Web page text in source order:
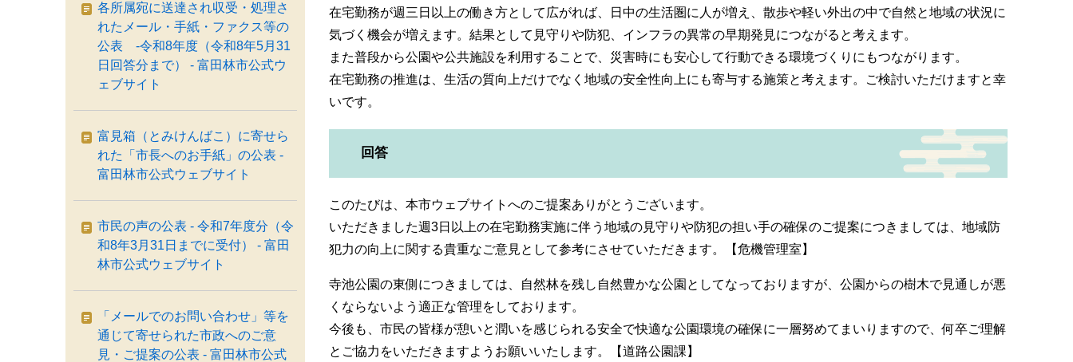
各所属宛に送達され収受・処理さ
れたメール・手紙・ファクス等の
公表 ‐令和8年度（令和8年5月31
日回答分まで） - 富田林市公式ウ
ェブサイト
富見箱（とみけんばこ）に寄せら
れた「市長へのお手紙」の公表 -
富田林市公式ウェブサイト
市民の声の公表 - 令和7年度分（令
和8年3月31日までに受付） - 富田
林市公式ウェブサイト
「メールでのお問い合わせ」等を
通じて寄せられた市政へのご意
見・ご提案の公表 - 富田林市公式
在宅勤務が週三日以上の働き方として広がれば、日中の生活圏に人が増え、散歩や軽い外出の中で自然と地域の状況に
気づく機会が増えます。結果として見守りや防犯、インフラの異常の早期発見につながると考えます。
また普段から公園や公共施設を利用することで、災害時にも安心して行動できる環境づくりにもつながります。
在宅勤務の推進は、生活の質向上だけでなく地域の安全性向上にも寄与する施策と考えます。ご検討いただけますと幸
いです。
回答
このたびは、本市ウェブサイトへのご提案ありがとうございます。
いただきました週3日以上の在宅勤務実施に伴う地域の見守りや防犯の担い手の確保のご提案につきましては、地域防
犯力の向上に関する貴重なご意見として参考にさせていただきます。【危機管理室】
寺池公園の東側につきましては、自然林を残し自然豊かな公園としてなっておりますが、公園からの樹木で見通しが悪
くならないよう適正な管理をしております。
今後も、市民の皆様が憩いと潤いを感じられる安全で快適な公園環境の確保に一層努めてまいりますので、何卒ご理解
とご協力をいただきますようお願いいたします。【道路公園課】